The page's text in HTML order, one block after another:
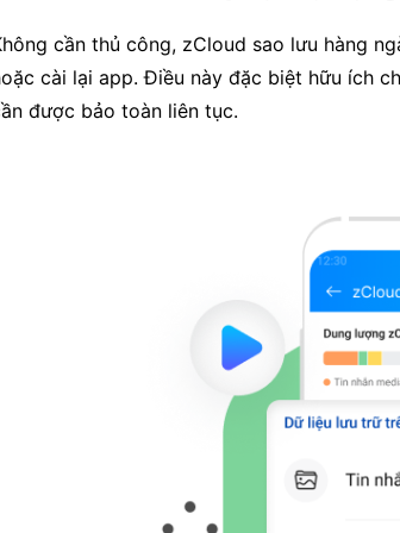
cần thủ công, zCloud sao lưu hàng
cài lại app. Điều này đặc biệt hữu ích
được bảo toàn liên tục.